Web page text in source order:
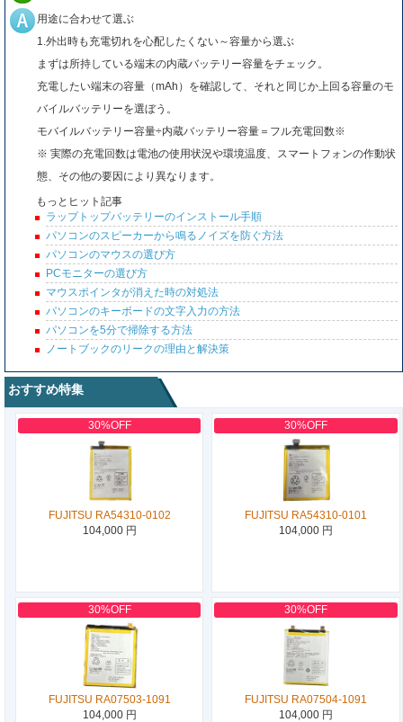
用途に合わせて選ぶ
1.外出時も充電切れを心配したくない～容量から選ぶ
まずは所持している端末の内蔵バッテリー容量をチェック。
充電したい端末の容量（mAh）を確認して、それと同じか上回る容量のモ
バイルバッテリーを選ぼう。
モバイルバッテリー容量÷内蔵バッテリー容量＝フル充電回数※
※ 実際の充電回数は電池の使用状況や環境温度、スマートフォンの作動状
態、その他の要因により異なります。
もっとヒット記事
ラップトップバッテリーのインストール手順
パソコンのスピーカーから鳴るノイズを防ぐ方法
パソコンのマウスの選び方
PCモニターの選び方
マウスポインタが消えた時の対処法
パソコンのキーボードの文字入力の方法
パソコンを5分で掃除する方法
ノートブックのリークの理由と解決策
おすすめ特集
30%OFF
FUJITSU RA54310-0102
104,000 円
30%OFF
FUJITSU RA54310-0101
104,000 円
30%OFF
FUJITSU RA07503-1091
104,000 円
30%OFF
FUJITSU RA07504-1091
104,000 円